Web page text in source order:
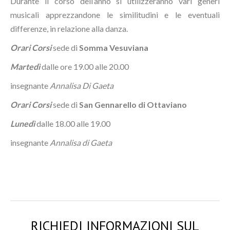
musicali apprezzandone le similitudini e le eventuali
differenze, in relazione alla danza.
Orari Corsisede di Somma Vesuviana
Martedìdalle ore 19.00 alle 20.00
insegnante Annalisa Di Gaeta
Orari Corsisede di San Gennarello di Ottaviano
Lunedìdalle 18.00 alle 19.00
insegnante Annalisa di Gaeta
RICHIEDI INFORMAZIONI SUL